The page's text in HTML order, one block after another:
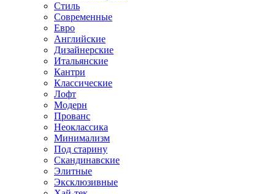
Стиль
Современные
Евро
Английские
Дизайнерские
Итальянские
Кантри
Классические
Лофт
Модерн
Прованс
Неоклассика
Минимализм
Под старину
Скандинавские
Элитные
Эксклюзивные